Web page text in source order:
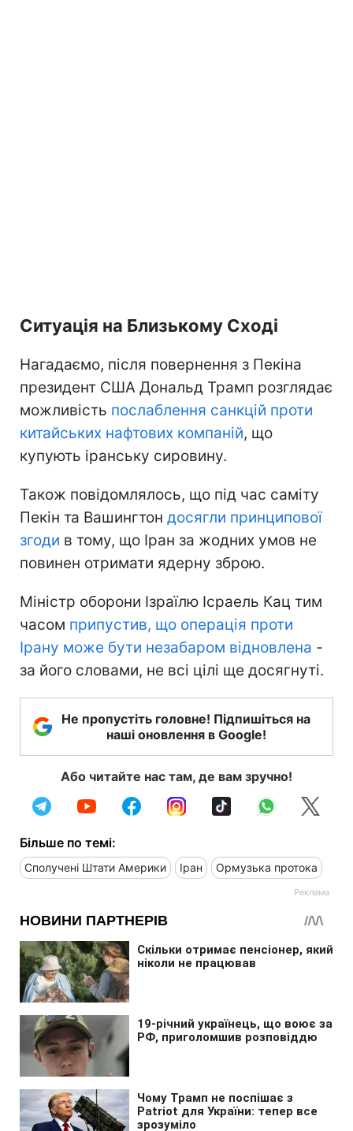
Ситуація на Близькому Сході
Нагадаємо, після повернення з Пекіна
президент США Дональд Трамп розглядає
можливість послаблення санкцій проти
китайських нафтових компаній, що
купують іранську сировину.
Також повідомлялось, що під час саміту
Пекін та Вашингтон досягли принципової
згоди в тому, що Іран за жодних умов не
повинен отримати ядерну зброю.
Міністр оборони Ізраїлю Ісраель Кац тим
часом припустив, що операція проти
Ірану може бути незабаром відновлена -
за його словами, не всі цілі ще досягнуті.
Не пропустіть головне! Підпишіться на
наші оновлення в Google!
Або читайте нас там, де вам зручно!
Більше по темі:
Сполучені Штати Америки Іран Ормузька протока